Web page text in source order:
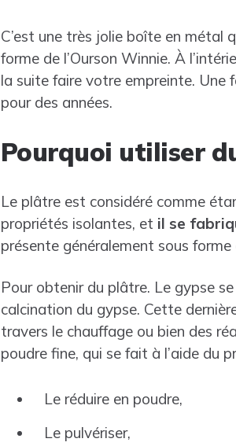
C’est une très jolie boîte en métal
forme de l’Ourson Winnie. À
la suite faire votre empreinte. Une
pour des années.
Pourquoi utiliser
Le plâtre est considéré comme
propriétés isolantes, et il se
présente généralement sous forme
Pour obtenir du plâtre. Le gypse
calcination du gypse. Cette
travers le chauffage ou bien des
poudre fine, qui se fait à l’aide du
Le réduire en poudre,
Le pulvériser,